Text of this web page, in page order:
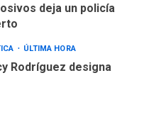
deja un policía
ÚLTIMA HORA
Rodríguez designa